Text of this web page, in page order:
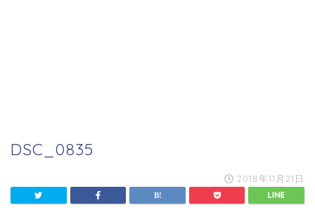
DSC_0835
2018年11月21日